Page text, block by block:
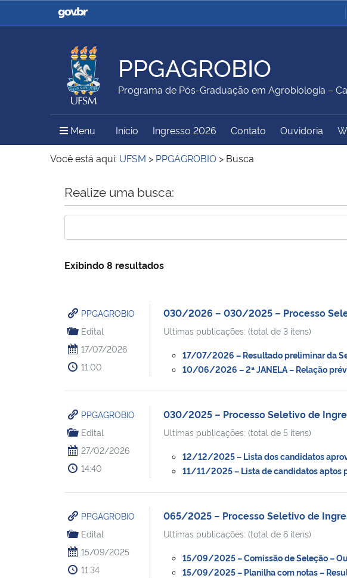
Casa Civil
Ministério da Justiça e
Ministério da
Ministério da Agricultura,
Pecuária e Abastecimento
Ministério da Educação
Ministério do Meio Ambiente Ministério do Turismo
Ministério do
PPGAGROBIO
Programa de Pós-Graduação em Agrobiologia –
Menu Menu Principal do Sítio
Início Ingresso 2026 Contato Ouvidoria
Você está aqui: UFSM > PPGAGROBIO > Busca
Início do conteúdo
Realize uma busca:
Exibindo 8 resultados
PPGAGROBIO
Edital
17/07/2026
11:00
030/2026 – 030/2025 – Processo
Ultimas publicações: (total de 3 itens)
17/07/2026 – Resultado preliminar da
10/06/2026 – 2ª JANELA – Relação
PPGAGROBIO
Edital
27/02/2026
14:40
030/2025 – Processo Seletivo de
Ultimas publicações: (total de 5 itens)
12/12/2025 – Lista dos candidatos
11/11/2025 – Lista de candidatos aptos
PPGAGROBIO
Edital
15/09/2025
11:34
065/2025 – Processo Seletivo de
Ultimas publicações: (total de 6 itens)
15/09/2025 – Comissão de Seleção –
15/09/2025 – Planilha com notas –